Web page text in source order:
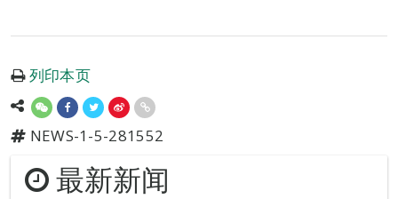
列印本页
NEWS-1-5-281552
最新新闻